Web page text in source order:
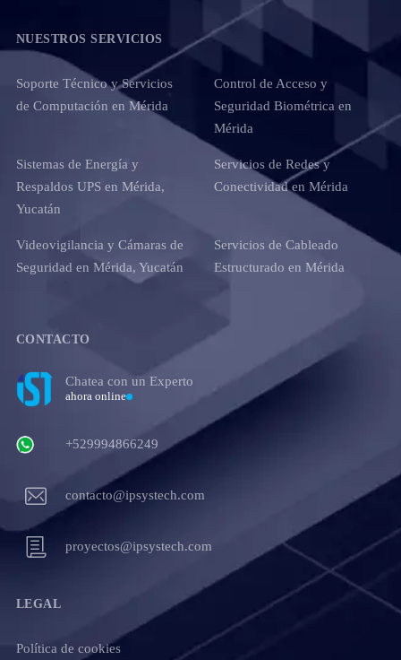
NUESTROS SERVICIOS
Soporte Técnico y Servicios
de Computación en Mérida
Control de Acceso y
Seguridad Biométrica en
Mérida
Sistemas de Energía y
Respaldos UPS en Mérida,
Yucatán
Servicios de Redes y
Conectividad en Mérida
Videovigilancia y Cámaras de
Seguridad en Mérida, Yucatán
Servicios de Cableado
Estructurado en Mérida
CONTACTO
Chatea con un Experto
ahora online
+529994866249
contacto@ipsystech.com
proyectos@ipsystech.com
LEGAL
Política de cookies